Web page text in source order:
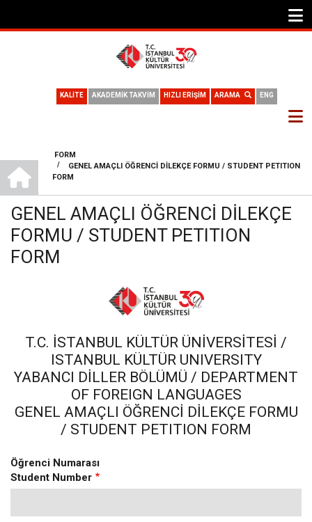
ENG
ARAMA
HIZLI ERİŞİM
AKADEMİK TAKVİM
KALİTE
SAYFA
YOLU
FORM
/
GENEL AMAÇLI ÖĞRENCİ DİLEKÇE FORMU / STUDENT PETITION
FORM
GENEL AMAÇLI ÖĞRENCİ DİLEKÇE
FORMU / STUDENT PETITION
FORM
T.C. İSTANBUL KÜLTÜR ÜNİVERSITESİ /
ISTANBUL KÜLTÜR UNIVERSITY
YABANCI DİLLER BÖLÜMÜ / DEPARTMENT
OF FOREIGN LANGUAGES
GENEL AMAÇLI ÖĞRENCİ DİLEKÇE FORMU
/ STUDENT PETITION FORM
Öğrenci Numarası
Student Number